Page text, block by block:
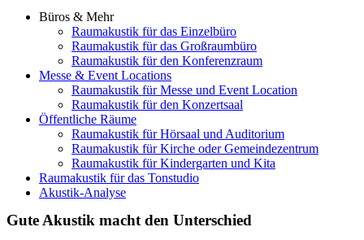
Büros & Mehr
Raumakustik für das Einzelbüro
Raumakustik für das Großraumbüro
Raumakustik für den Konferenzraum
Messe & Event Locations
Raumakustik für Messe und Event Location
Raumakustik für den Konzertsaal
Öffentliche Räume
Raumakustik für Hörsaal und Auditorium
Raumakustik für Kirche oder Gemeindezentrum
Raumakustik für Kindergarten und Kita
Raumakustik für das Tonstudio
Akustik-Analyse
Gute Akustik macht den Unterschied